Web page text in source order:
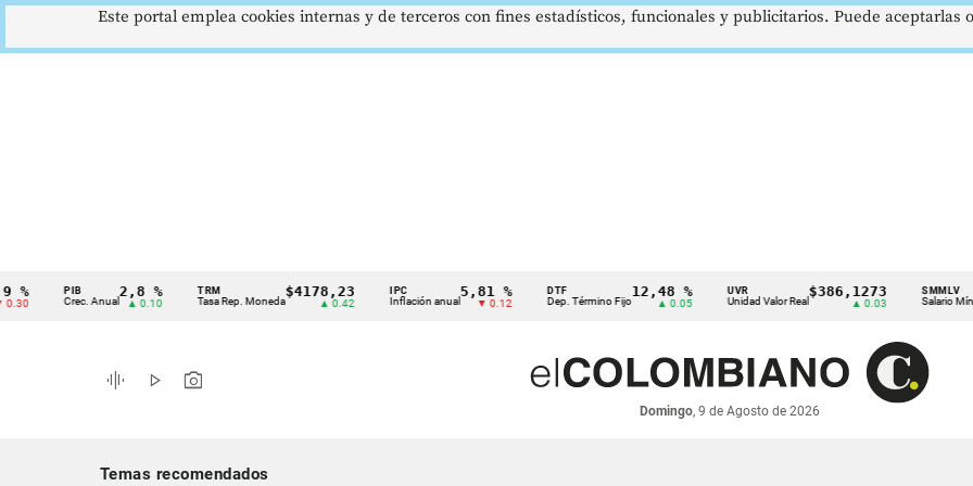
Cintillo
indicadores
económicos
PIB
Crec. Anual
2,8 %
▲ 0.10
TRM
Tasa Rep. Moneda
$4178,23
▲ 0.42
IPC
Inflación anual
5,81 %
▼ 0.12
DTF
Dep. Término Fijo
12,48 %
▲ 0.05
UVR
Unidad Valor Real
$386,1273
▲ 0.03
SMMLV
Salario Mínimo
graphic_eq play_arrow photo_camera
Domingo, 9 de Agosto de 2026
Temas recomendados
Este portal emplea cookies internas y de terceros con fines estadísticos, funcionales y publicitarios. Puede aceptarlas